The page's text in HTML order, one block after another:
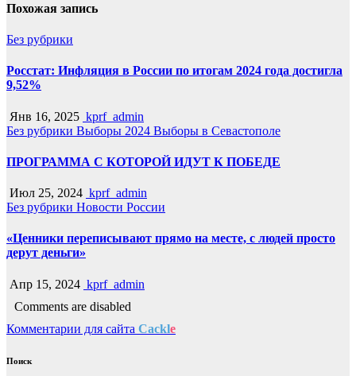
Похожая запись
Без рубрики
Росстат: Инфляция в России по итогам 2024 года достигла
9,52%
Янв 16, 2025 kprf_admin
Без рубрики Выборы 2024 Выборы в Севастополе
ПРОГРАММА С КОТОРОЙ ИДУТ К ПОБЕДЕ
Июл 25, 2024 kprf_admin
Без рубрики Новости России
«Ценники переписывают прямо на месте, с людей просто
дерут деньги»
Апр 15, 2024 kprf_admin
Comments are disabled
Комментарии для сайта Cackle
Поиск